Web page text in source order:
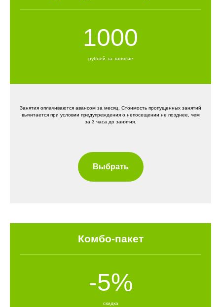
1000
рублей за занятие
Занятия оплачиваются авансом за месяц. Стоимость пропущенных занятий
вычитается при условии предупреждения о непосещении не позднее, чем
за 3 часа до занятия.
Выбрать
Комбо-пакет
-5%
скидка